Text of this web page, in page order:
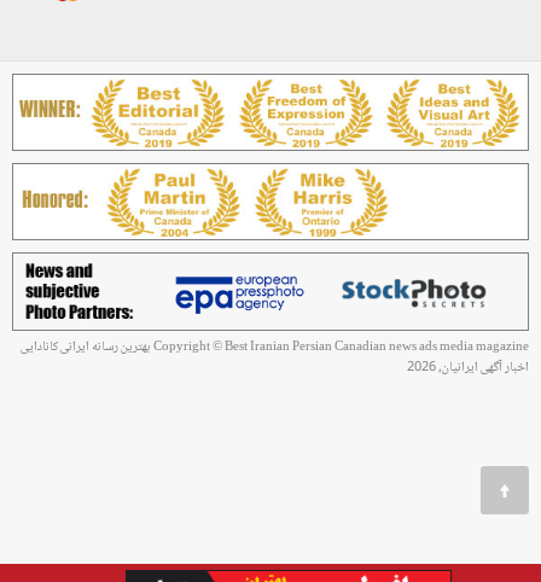
Copyright © Best Iranian Persian Canadian news ads media magazine بهترین رسانه ایرانی کانادایی
اخبار آگهی ایرانیان, 2026